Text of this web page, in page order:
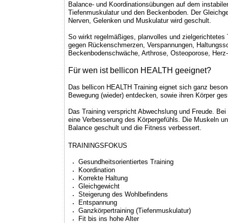
Balance- und Koordinationsübungen auf dem
Tiefenmuskulatur und den Beckenboden. Der
Nerven, Gelenken und Muskulatur wird geschult.
So wirkt regelmäßiges, planvolles und
gegen Rückenschmerzen, Verspannungen,
Beckenbodenschwäche, Arthrose, Osteoporose,
Für wen ist bellicon HEALTH geeignet?
Das bellicon HEALTH Training eignet sich ganz
Bewegung (wieder) entdecken, sowie ihren Körper
Das Training verspricht Abwechslung und Freude.
eine Verbesserung des Körpergefühls. Die Muskeln
Balance geschult und die Fitness verbessert.
TRAININGSFOKUS
Gesundheitsorientiertes Training
Koordination
Korrekte Haltung
Gleichgewicht
Steigerung des Wohlbefindens
Entspannung
Ganzkörpertraining (Tiefenmuskulatur)
Fit bis ins hohe Alter